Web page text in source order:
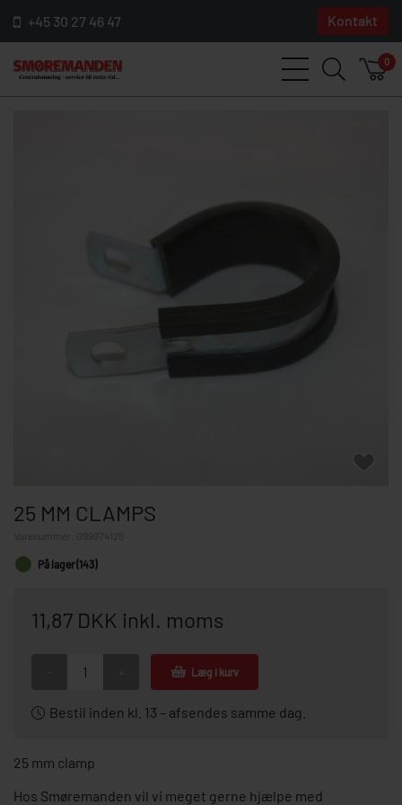
+45 30 27 46 47 Kontakt
0
25 MM CLAMPS
099874125
På lager (143)
11,87 DKK inkl. moms
Læg i kurv
Bestil inden kl. 13 – afsendes samme dag.
25 mm clamp
Hos Smøremanden vil vi meget gerne hjælpe med